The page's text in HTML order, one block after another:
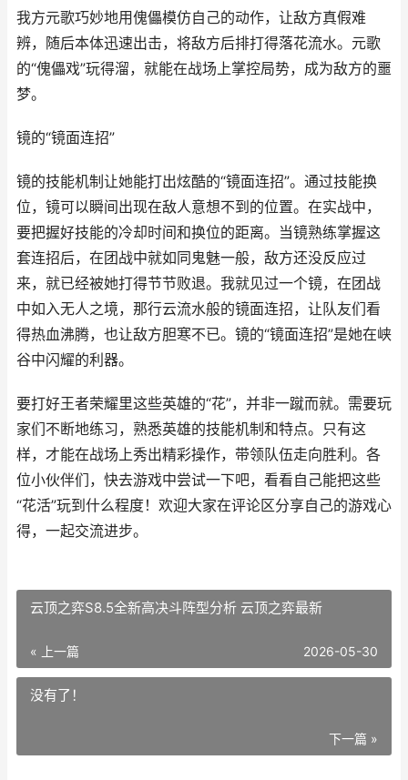
我方元歌巧妙地用傀儡模仿自己的动作，让敌方真假难
辨，随后本体迅速出击，将敌方后排打得落花流水。元歌
的“傀儡戏”玩得溜，就能在战场上掌控局势，成为敌方的噩
梦。
镜的“镜面连招”
镜的技能机制让她能打出炫酷的“镜面连招”。通过技能换
位，镜可以瞬间出现在敌人意想不到的位置。在实战中，
要把握好技能的冷却时间和换位的距离。当镜熟练掌握这
套连招后，在团战中就如同鬼魅一般，敌方还没反应过
来，就已经被她打得节节败退。我就见过一个镜，在团战
中如入无人之境，那行云流水般的镜面连招，让队友们看
得热血沸腾，也让敌方胆寒不已。镜的“镜面连招”是她在峡
谷中闪耀的利器。
要打好王者荣耀里这些英雄的“花”，并非一蹴而就。需要玩
家们不断地练习，熟悉英雄的技能机制和特点。只有这
样，才能在战场上秀出精彩操作，带领队伍走向胜利。各
位小伙伴们，快去游戏中尝试一下吧，看看自己能把这些
“花活”玩到什么程度！欢迎大家在评论区分享自己的游戏心
得，一起交流进步。
云顶之弈S8.5全新高决斗阵型分析 云顶之弈最新
« 上一篇 2026-05-30
没有了！
下一篇 »